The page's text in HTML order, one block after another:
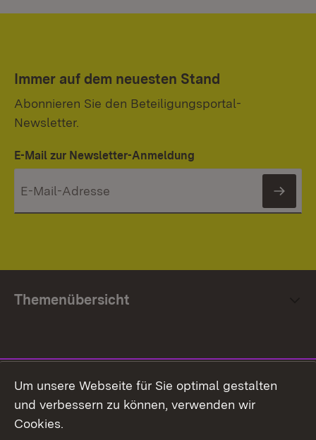
Immer auf dem neuesten Stand
Abonnieren Sie den Beteiligungsportal-
Newsletter.
E-Mail zur Newsletter-Anmeldung
Themenübersicht
Facebook
Um unsere Webseite für Sie optimal gestalten
und verbessern zu können, verwenden wir
Cookies.